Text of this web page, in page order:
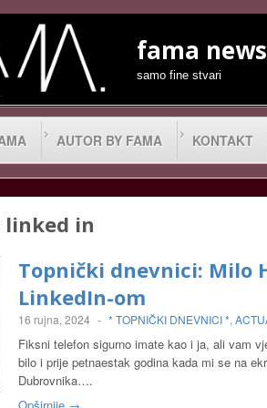
fama news
samo fine stvari
AUTOR BY FAMA KONTAKT
linked in
Topnički dnevnici: Milo
LinkedIn-om
16 rujna, 2024 - * TOPNIČKI DNEVNICI *,
Fiksni telefon sigurno imate kao i ja, ali vam
bilo i prije petnaestak godina kada mi se na
Dubrovnika….